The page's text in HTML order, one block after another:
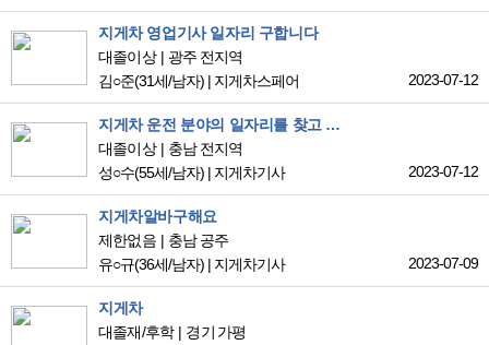
지게차 영업기사 일자리 구합니다
대졸이상
광주 전지역
김○준(31세/남자) | 지게차스페어 2023-07-12
지게차 운전 분야의 일자리를 찾고 있습니다.
대졸이상
충남 전지역
성○수(55세/남자) | 지게차기사 2023-07-12
지게차알바구해요
제한없음
충남 공주
유○규(36세/남자) | 지게차기사 2023-07-09
지게차
대졸재/후학
경기 가평